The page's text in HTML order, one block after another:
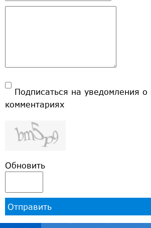
Подписаться на уведомления о
комментариях
Обновить
Отправить